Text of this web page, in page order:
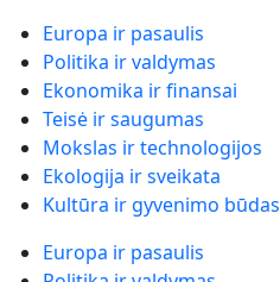
Europa ir pasaulis
Politika ir valdymas
Ekonomika ir finansai
Teisė ir saugumas
Mokslas ir technologijos
Ekologija ir sveikata
Kultūra ir gyvenimo būdas
Europa ir pasaulis